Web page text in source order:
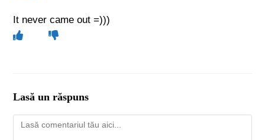
It never came out =)))
Lasă un răspuns